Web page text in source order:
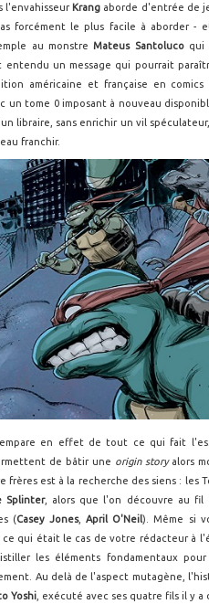
l'envahisseur Krang aborde d'entrée de
forcément le plus facile à aborder -
au monstreMateus Santoluco qui
entendu un message qui pourrait
américaine et française en
un tome 0 imposant à nouveau
libraire, sans enrichir un vil
franchir.
en effet de tout ce qui fait
de bâtir une origin storyalors
est à la recherche des siens : les
Splinter, alors que l'on découvre au fil
(Casey Jones,April O'Neil). Même si
ce qui était le cas de votre rédacteur à
les éléments fondamentaux
Au delà de l'aspect mutagène,
Yoshi , exécuté avec ses quatre fils il y a